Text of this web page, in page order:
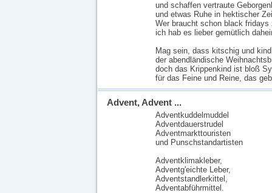
und schaffen vertraute
und etwas Ruhe in hektischer
Wer braucht schon black
ich hab es lieber gemütlich
Mag sein, dass kitschig und
der abendländische
doch das Krippenkind ist bloß
für das Feine und Reine, das
Advent, Advent ...
Adventkuddelmuddel
Adventdauerstrudel
Adventmarkttouristen
und Punschstandartisten
Adventklimakleber,
Adventg'eichte Leber,
Adventstandlerkittel,
Adventabführmittel.